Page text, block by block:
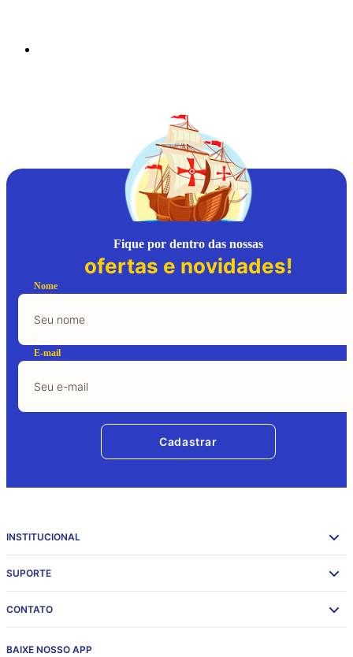
Fique por dentro das nossas
ofertas e novidades!
Nome
E-mail
Cadastrar
INSTITUCIONAL
SUPORTE
CONTATO
BAIXE NOSSO APP